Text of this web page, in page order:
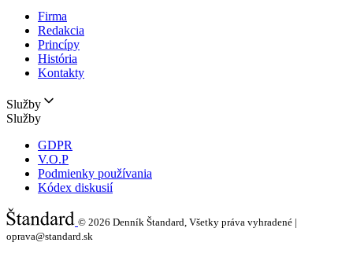
Firma
Redakcia
Princípy
História
Kontakty
Služby
Služby
GDPR
V.O.P
Podmienky používania
Kódex diskusií
© 2026 Denník Štandard, Všetky práva vyhradené |
oprava@standard.sk